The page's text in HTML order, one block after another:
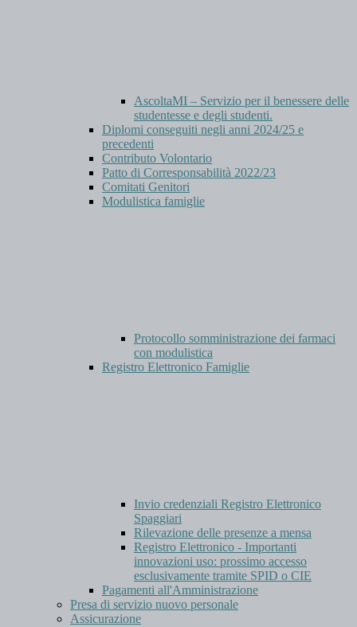
AscoltaMI – Servizio per il benessere delle
studentesse e degli studenti.
Diplomi conseguiti negli anni 2024/25 e
precedenti
Contributo Volontario
Patto di Corresponsabilità 2022/23
Comitati Genitori
Modulistica famiglie
Protocollo somministrazione dei farmaci
con modulistica
Registro Elettronico Famiglie
Invio credenziali Registro Elettronico
Spaggiari
Rilevazione delle presenze a mensa
Registro Elettronico - Importanti
innovazioni uso: prossimo accesso
esclusivamente tramite SPID o CIE
Pagamenti all'Amministrazione
Presa di servizio nuovo personale
Assicurazione